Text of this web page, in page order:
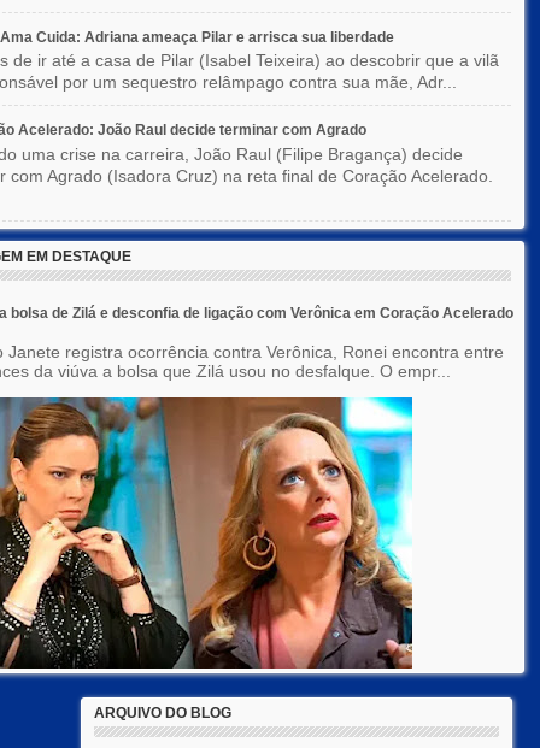
Cuida: Adriana ameaça Pilar e arrisca sua liberdade
de ir até a casa de Pilar (Isabel Teixeira) ao descobrir que a vilã
por um sequestro relâmpago contra sua mãe, Adr...
Acelerado: João Raul decide terminar com Agrado
uma crise na carreira, João Raul (Filipe Bragança) decide
com Agrado (Isadora Cruz) na reta final de Coração Acelerado.
EM DESTAQUE
bolsa de Zilá e desconfia de ligação com Verônica em Coração Acelerado
Janete registra ocorrência contra Verônica, Ronei encontra entre
da viúva a bolsa que Zilá usou no desfalque. O empr...
ARQUIVO DO BLOG